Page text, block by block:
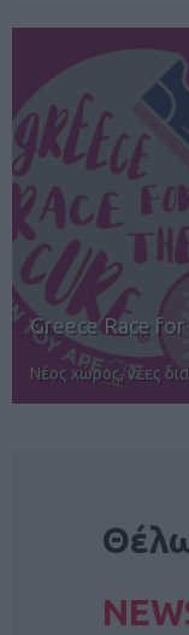
12ος TUI
Αγώνες για όλους